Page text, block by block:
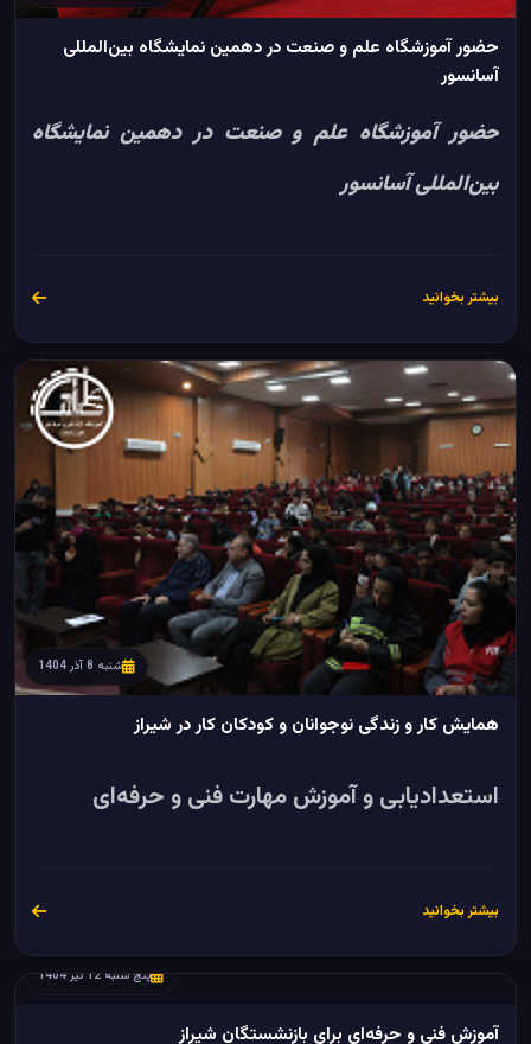
%
0در حال بارگذاری
حضور آموزشگاه علم و صنعت در دهمین نمایشگاه بین‌المللی
آسانسور
حضور آموزشگاه علم و صنعت در دهمین نمایشگاه
بین‌المللی آسانسور
بیشتر بخوانید
شنبه 8 آذر 1404
همایش کار و زندگی نوجوانان و کودکان کار در شیراز
استعدادیابی و آموزش مهارت فنی و حرفه‌ای
بیشتر بخوانید
پنج شنبه 12 تیر 1404
آموزش‌ فنی و حرفه‌ای برای بازنشستگان شیراز